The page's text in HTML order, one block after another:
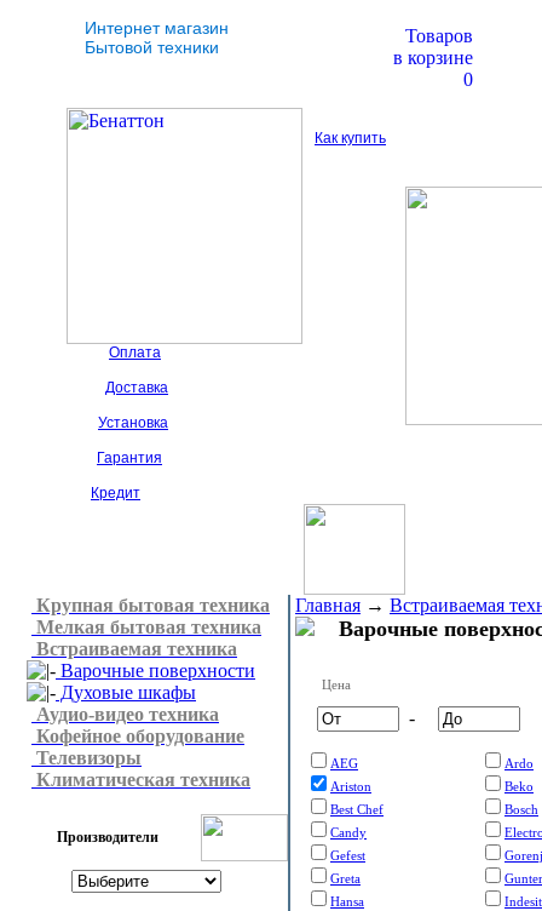
Интернет магазин
Бытовой техники
Товаров
в корзине
0
Как купить
Оплата
Доставка
Установка
Гарантия
Кредит
Крупная бытовая техника
Мелкая бытовая техника
Встраиваемая техника
Варочные поверхности
Духовые шкафы
Аудио-видео техника
Кофейное оборудование
Телевизоры
Климатическая техника
Производители
Главная → Встраиваемая
Варочные
Цена
-
AEG
Ardo
Ariston
Beko
Best Chef
Bosch
Candy
Gefest
Greta
Hansa
Indesit